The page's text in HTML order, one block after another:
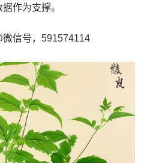
作为支撑。
信号，591574114